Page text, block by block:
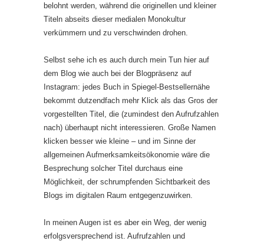
belohnt werden, während die originellen und kleiner
Titeln abseits dieser medialen Monokultur
verkümmern und zu verschwinden drohen.
Selbst sehe ich es auch durch mein Tun hier auf
dem Blog wie auch bei der Blogpräsenz auf
Instagram: jedes Buch in Spiegel-Bestsellernähe
bekommt dutzendfach mehr Klick als das Gros der
vorgestellten Titel, die (zumindest den Aufrufzahlen
nach) überhaupt nicht interessieren. Große Namen
klicken besser wie kleine – und im Sinne der
allgemeinen Aufmerksamkeitsökonomie wäre die
Besprechung solcher Titel durchaus eine
Möglichkeit, der schrumpfenden Sichtbarkeit des
Blogs im digitalen Raum entgegenzuwirken.
In meinen Augen ist es aber ein Weg, der wenig
erfolgsversprechend ist. Aufrufzahlen und